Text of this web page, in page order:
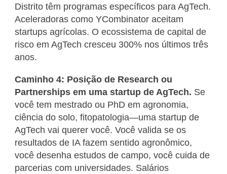
Distrito têm programas específicos para AgTech.
Aceleradoras como YCombinator aceitam
startups agrícolas. O ecossistema de capital de
risco em AgTech cresceu 300% nos últimos três
anos.
Caminho 4: Posição de Research ou
Partnerships em uma startup de AgTech. Se
você tem mestrado ou PhD em agronomia,
ciência do solo, fitopatologia—uma startup de
AgTech vai querer você. Você valida se os
resultados de IA fazem sentido agronômico,
você desenha estudos de campo, você cuida de
parcerias com universidades. Salários